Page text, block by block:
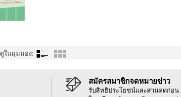
ดูในมุมมอง:
สมัครสมาชิกจดหมายข่าว
รับสิทธิประโยชน์และส่วนลดก่อน